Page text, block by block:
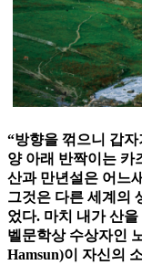
“방향을 꺾으니 갑
양 아래 반짝이는 카
산과 만년설은 어느
그것은 다른 세계의
었다. 마치 내가 산
벨문학상 수상자인
Hamsun)이 자신의